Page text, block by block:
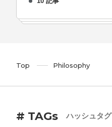
Top Philosophy
# TAGs ハッシュタグ